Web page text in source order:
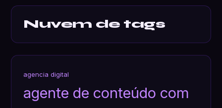
Nuvem de tags
agencia digital
agente de conteúdo com